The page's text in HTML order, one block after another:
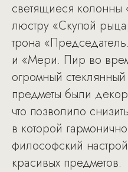
светящиеся
люстру «Скупой
трона
и «Мери. Пир во
огромный
предметы были
что позволило
в которой
философский
красивых предметов.